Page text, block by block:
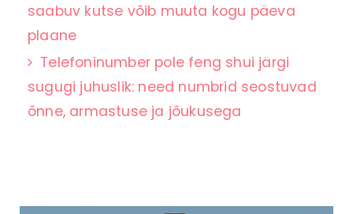
saabuv kutse võib muuta kogu päeva
plaane
Telefoninumber pole feng shui järgi
sugugi juhuslik: need numbrid seostuvad
õnne, armastuse ja jõukusega